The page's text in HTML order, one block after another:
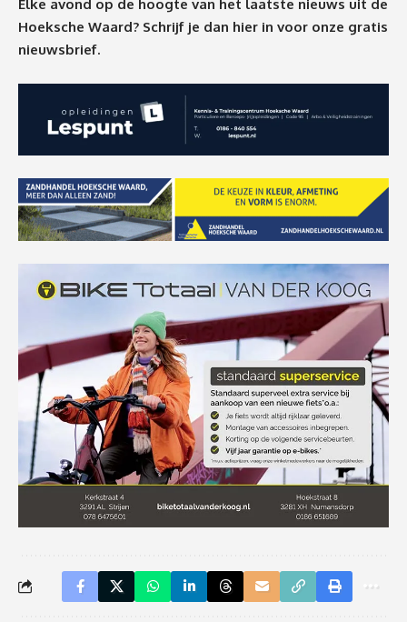
Elke avond op de hoogte van het laatste nieuws uit de
Hoeksche Waard? Schrijf je dan hier in voor onze gratis
nieuwsbrief.